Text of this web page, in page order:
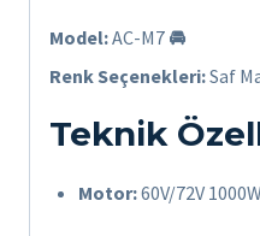
Model:AC-M7 🚘
Renk Seçenekleri:Saf
Teknik
Motor:60V/72V 1000W